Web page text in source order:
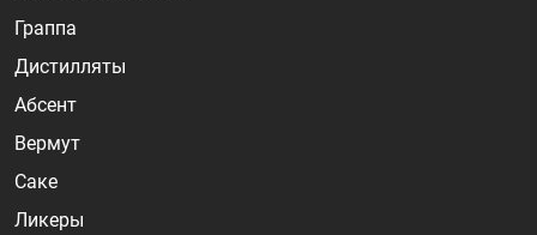
Граппа
Дистилляты
Абсент
Вермут
Саке
Ликеры